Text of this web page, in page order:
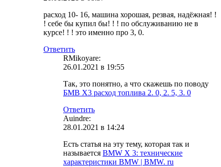
расход 10- 16, машина хорошая, резвая, надёжная! !
! себе бы купил бы! ! ! по обслуживанию не в
курсе! ! ! это именно про 3, 0.
Ответить
RMikoyare:
26.01.2021 в 19:55
Так, это понятно, а что скажешь по поводу
БМВ Х3 расход топлива 2. 0, 2. 5, 3. 0
Ответить
Auindre:
28.01.2021 в 14:24
Есть статья на эту тему, которая так и
называется BMW X 3: технические
характеристики BMW | BMW. ru